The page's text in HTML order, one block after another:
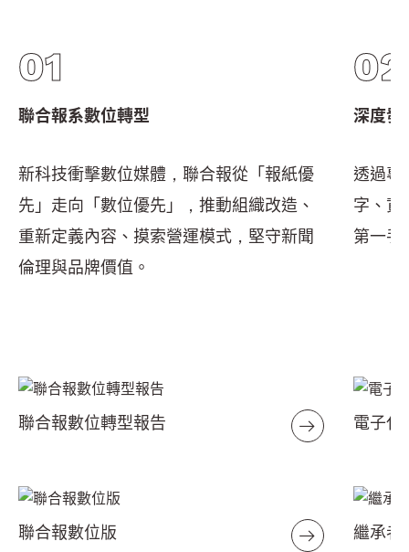
01
聯合報系數位轉型
新科技衝擊數位媒體，聯合報從「報紙優
先」走向「數位優先」，推動組織改造、
重新定義內容、摸索營運模式，堅守新聞
倫理與品牌價值。
聯合報數位轉型報告
聯合報數位版
02
深度發
透過專
字、資
第一手
電子代
繼承者